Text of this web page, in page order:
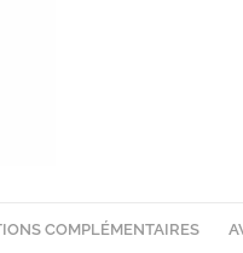
COMPLÉMENTAIRES